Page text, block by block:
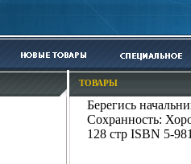
ТОВАРЫ
Берегись
Сохранность:
128 стр ISBN 5-